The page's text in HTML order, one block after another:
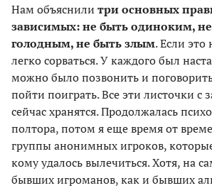
Нам объяснили три основных
зависимых: не быть одиноким,
голодным, не быть злым. Если это
легко сорваться. У каждого был
можно было позвонить и
пойти поиграть. Все эти листочки с
сейчас хранятся. Продолжалась
полтора, потом я еще время от
группы анонимных игроков,
кому удалось вылечиться. Хотя, на
бывших игроманов, как и бывших